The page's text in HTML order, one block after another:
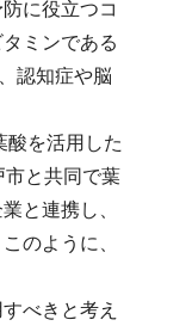
に役立つコ
ミンである
認知症や脳
酸を活用した
市と共同で葉
と連携し、
のように、
べきと考え